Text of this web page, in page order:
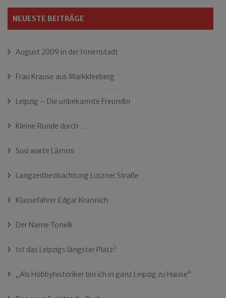
NEUESTE BEITRÄGE
August 2009 in der Innenstadt
Frau Krause aus Markkleeberg
Leipzig – Die unbekannte Freundin
Kleine Runde durch …
Susi warte Lämmi
Langzeitbeobachtung Lützner Straße
Klassefahrer Edgar Krannich
Der Name Tonelli
Ist das Leipzigs längster Platz?
„Als Hobbyhistoriker bin ich in ganz Leipzig zu Hause“